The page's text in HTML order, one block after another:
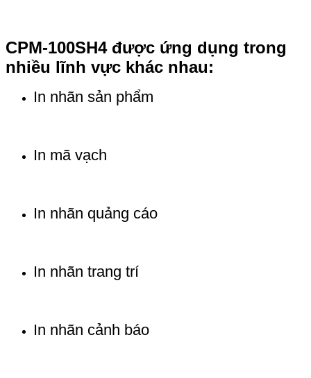
CPM-100SH4 được ứng dụng trong
nhiều lĩnh vực khác nhau:
In nhãn sản phẩm
In mã vạch
In nhãn quảng cáo
In nhãn trang trí
In nhãn cảnh báo